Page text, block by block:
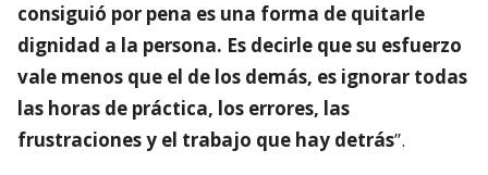
consiguió por pena es una forma de quitarle
dignidad a la persona. Es decirle que su esfuerzo
vale menos que el de los demás, es ignorar todas
las horas de práctica, los errores, las
frustraciones y el trabajo que hay detrás”.